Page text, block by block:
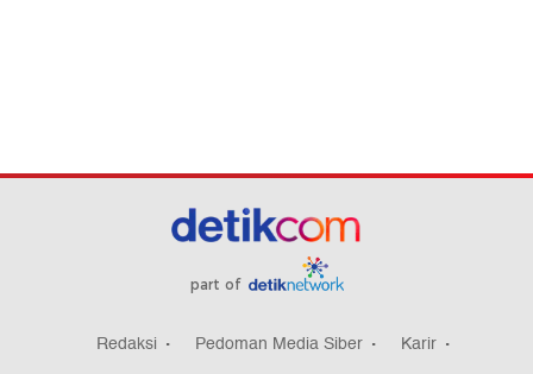
part of
Redaksi Pedoman Media Siber
Karir